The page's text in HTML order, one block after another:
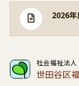
2026
社会福祉法
世田谷区